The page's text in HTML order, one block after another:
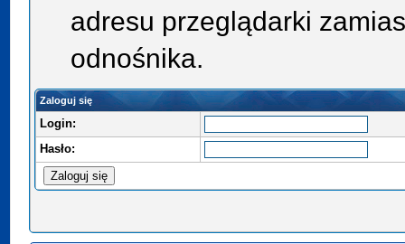
adresu przeglądarki
odnośnika.
Zaloguj się
Login:
Hasło: